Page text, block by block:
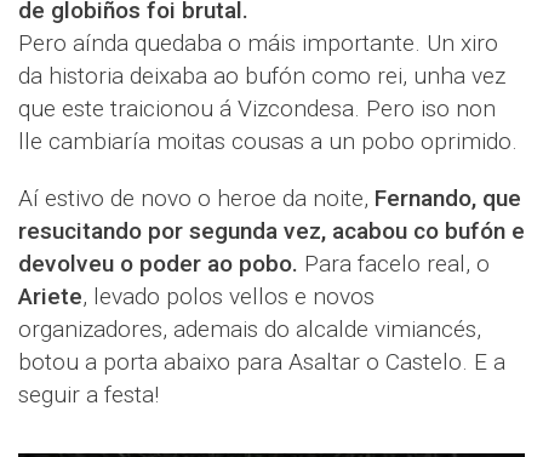
de globiños foi brutal.
Pero aínda quedaba o máis importante. Un xiro
da historia deixaba ao bufón como rei, unha vez
que este traicionou á Vizcondesa. Pero iso non
lle cambiaría moitas cousas a un pobo oprimido.
Aí estivo de novo o heroe da noite, Fernando, que
resucitando por segunda vez, acabou co bufón e
devolveu o poder ao pobo. Para facelo real, o
Ariete, levado polos vellos e novos
organizadores, ademais do alcalde vimiancés,
botou a porta abaixo para Asaltar o Castelo. E a
seguir a festa!